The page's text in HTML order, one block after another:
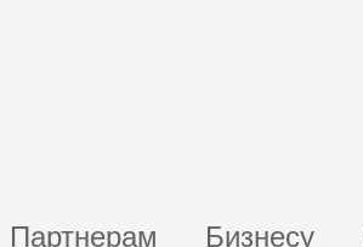
Партнерам Бизнесу